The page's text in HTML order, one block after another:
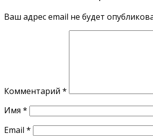
Ваш адрес email не будет
Комментарий *
Имя *
Email *